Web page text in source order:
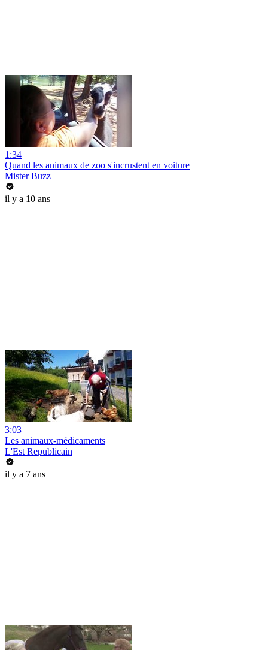
1:34
Quand les animaux de zoo s'incrustent en voiture
Mister Buzz
il y a 10 ans
3:03
Les animaux-médicaments
L'Est Republicain
il y a 7 ans